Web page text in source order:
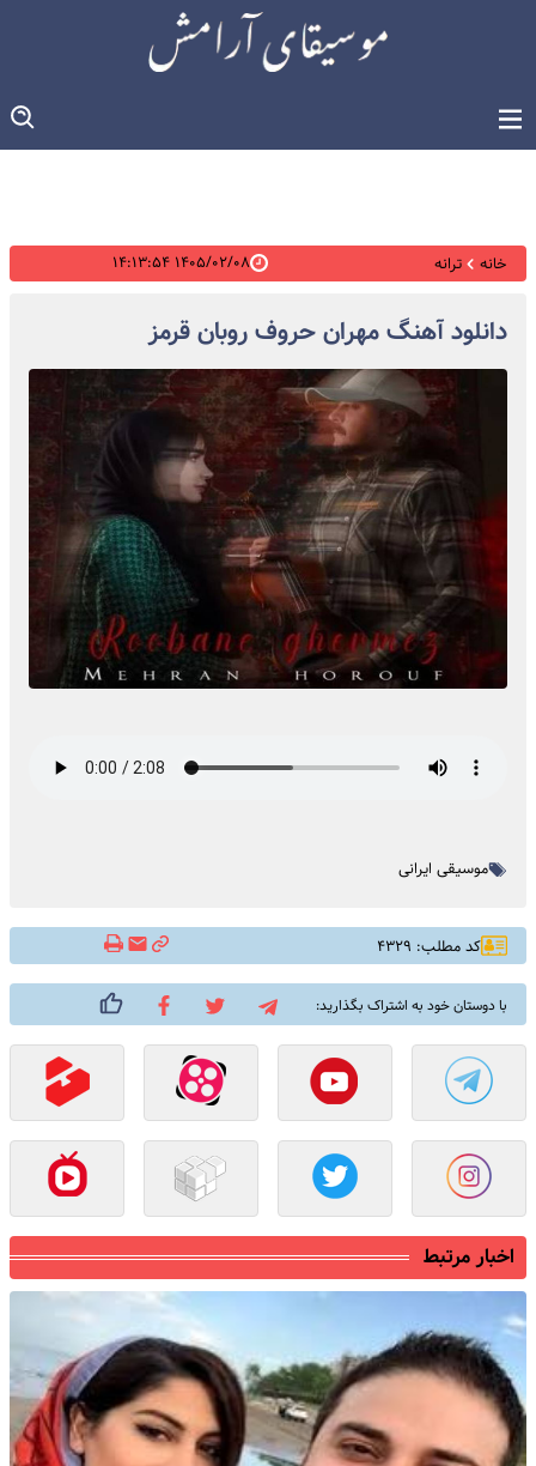
خانه ترانه ۱۴۰۵/۰۲/۰۸ ۱۴:۱۳:۵۴
دانلود آهنگ مهران حروف روبان قرمز
موسیقی ایرانی
کد مطلب: ۴۳۲۹
با دوستان خود به اشتراک بگذارید:
اخبار مرتبط